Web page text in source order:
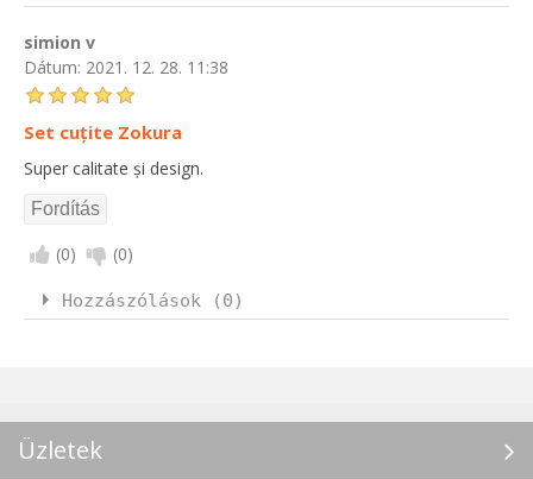
simion v
Dátum: 2021. 12. 28. 11:38
Set cuțite Zokura
Super calitate și design.
(0) (0)
Hozzászólások (0)
Üzletek